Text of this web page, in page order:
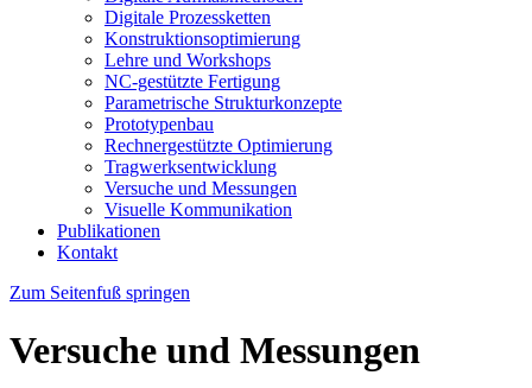
Digitale Prozessketten
Konstruktionsoptimierung
Lehre und Workshops
NC-gestützte Fertigung
Parametrische Strukturkonzepte
Prototypenbau
Rechnergestützte Optimierung
Tragwerksentwicklung
Versuche und Messungen
Visuelle Kommunikation
Publikationen
Kontakt
Zum Seitenfuß springen
Versuche und Messungen